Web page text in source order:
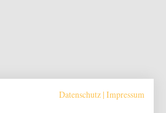
Datenschutz | Impressum